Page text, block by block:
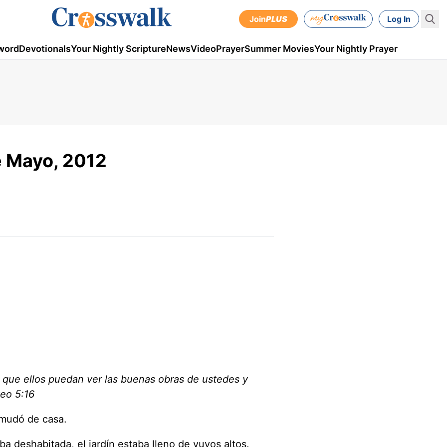
JoinPLUS Log In
DevotionalsYour Nightly ScriptureNewsVideoPrayerSummer MoviesYour Nightly Prayer
2012
ellos puedan ver las buenas obras de ustedes y
5:16
de casa.
deshabitada, el jardín estaba lleno de yuyos altos.